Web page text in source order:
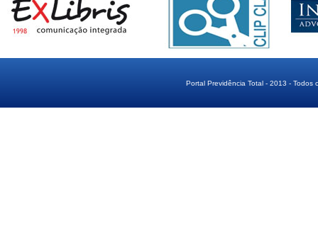
Portal Previdência Total - 2013 - Todos